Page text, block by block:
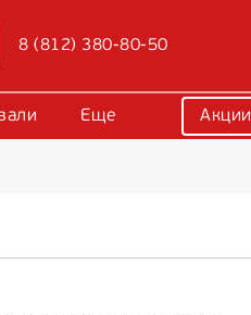
8 (812) 380-80-50
Еще Акции